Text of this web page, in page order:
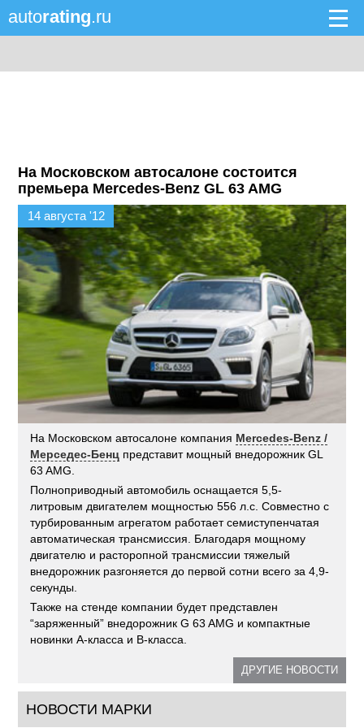
autorating.ru
На Московском автосалоне состоится
премьера Mercedes-Benz GL 63 AMG
14 августа '12
На Московском автосалоне компания Mercedes-Benz /
Мерседес-Бенц представит мощный внедорожник GL
63 AMG.
Полноприводный автомобиль оснащается 5,5-
литровым двигателем мощностью 556 л.с. Совместно с
турбированным агрегатом работает семиступенчатая
автоматическая трансмиссия. Благодаря мощному
двигателю и расторопной трансмиссии тяжелый
внедорожник разгоняется до первой сотни всего за 4,9-
секунды.
Также на стенде компании будет представлен
“заряженный” внедорожник G 63 AMG и компактные
новинки A-класса и B-класса.
ДРУГИЕ НОВОСТИ
НОВОСТИ МАРКИ